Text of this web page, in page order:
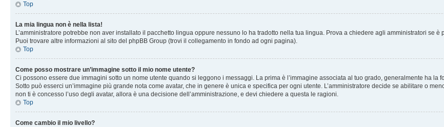
Top
La mia lingua non è nella lista!
L’amministratore potrebbe non aver installato il pacchetto lingua oppure nessuno lo ha tradotto nella tua lingua. Prova a chiedere agli amministratori se
Puoi trovare altre informazioni al sito del phpBB Group (trovi il collegamento in fondo ad ogni pagina).
Top
Come posso mostrare un’immagine sotto il mio nome utente?
Ci possono essere due immagini sotto un nome utente quando si leggono i messaggi. La prima è l’immagine associata al tuo grado, generalmente ha
Sotto può esserci un’immagine più grande nota come avatar, che in genere è unica e specifica per ogni utente. L’amministratore decide se abilitare o
non ti è concesso l’uso degli avatar, allora è una decisione dell’amministrazione, e devi chiedere a questa le ragioni.
Top
Come cambio il mio livello?